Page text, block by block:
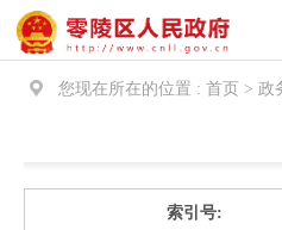
您现在所在的位置 : 首页 > 政
索引号: